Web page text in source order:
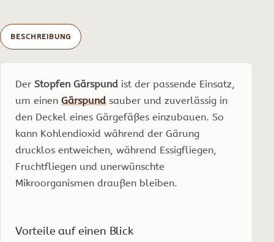
BESCHREIBUNG
Der Stopfen Gärspund ist der passende Einsatz,
um einen Gärspund sauber und zuverlässig in
den Deckel eines Gärgefäßes einzubauen. So
kann Kohlendioxid während der Gärung
drucklos entweichen, während Essigfliegen,
Fruchtfliegen und unerwünschte
Mikroorganismen draußen bleiben.
Vorteile auf einen Blick